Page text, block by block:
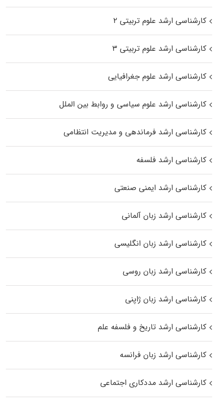
کارشناسی ارشد علوم تربیتی ۲
کارشناسی ارشد علوم تربیتی ۳
کارشناسی ارشد علوم جغرافیایی
کارشناسی ارشد علوم سیاسی و روابط بین الملل
کارشناسی ارشد فرماندهی و مدیریت انتظامی
کارشناسی ارشد فلسفه
کارشناسی ارشد ایمنی صنعتی
کارشناسی ارشد زبان آلمانی
کارشناسی ارشد زبان انگلیسی
کارشناسی ارشد زبان روسی
کارشناسی ارشد زبان ژاپنی
کارشناسی ارشد تاریخ و فلسفه علم
کارشناسی ارشد زبان فرانسه
کارشناسی ارشد مددکاری اجتماعی